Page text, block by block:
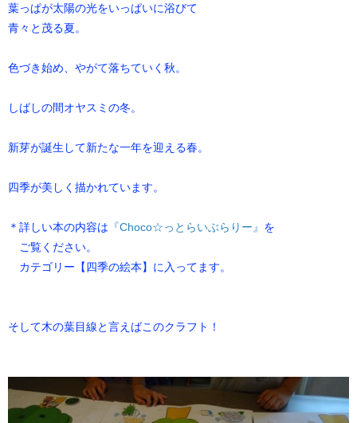
葉っぱが太陽の光をいっぱいに浴びて
青々と茂る夏。
色づき始め、やがて落ちていく秋。
しばしの間オヤスミの冬。
新芽が誕生して新たな一年を迎える春。
四季が美しく描かれています。
＊詳しい本の内容は 『Choco☆っとらいぶらりー』 を
ご覧ください。
カテゴリー【四季の絵本】に入ってます。
そして木の葉目線と言えばこのクラフト！